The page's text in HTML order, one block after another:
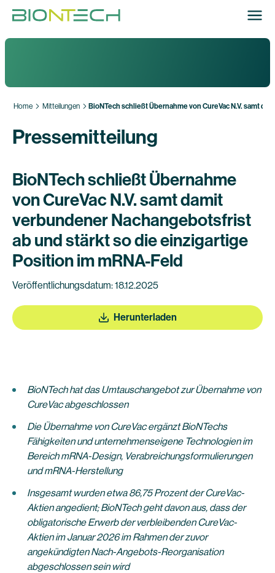
Home Mitteilungen BioNTech schließt Übernahme von CureVac N.V. samt
Pressemitteilung
BioNTech schließt Übernahme
von CureVac N.V. samt damit
verbundener Nachangebotsfrist
ab und stärkt so die einzigartige
Position im mRNA-Feld
Veröffentlichungsdatum: 18.12.2025
Herunterladen
BioNTech hat das Umtauschangebot zur Übernahme von
CureVac abgeschlossen
Die Übernahme von CureVac ergänzt BioNTechs
Fähigkeiten und unternehmenseigene Technologien im
Bereich mRNA-Design, Verabreichungsformulierungen
und mRNA-Herstellung
Insgesamt wurden etwa 86,75 Prozent der CureVac-
Aktien angedient; BioNTech geht davon aus, dass der
obligatorische Erwerb der verbleibenden CureVac-
Aktien im Januar 2026 im Rahmen der zuvor
angekündigten Nach-Angebots-Reorganisation
abgeschlossen sein wird